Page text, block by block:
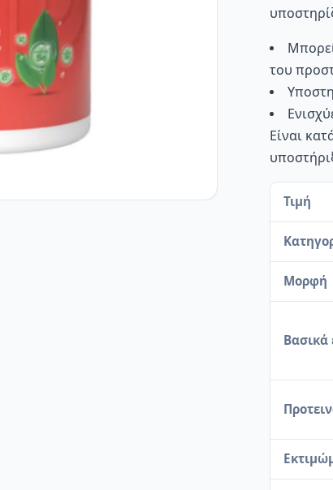
του
Είναι
Τιμή
Μορφή
Βασικά